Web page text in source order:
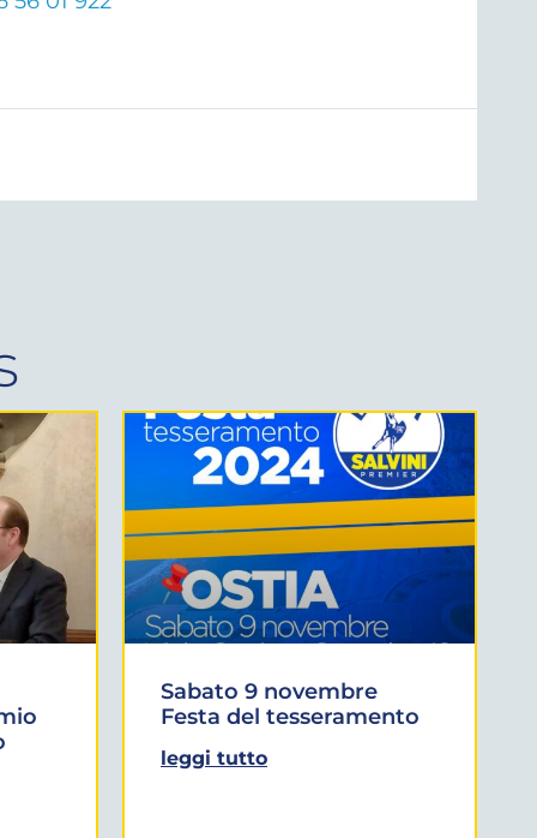
Sabato 9 novembre
Festa del tesseramento
leggi tutto